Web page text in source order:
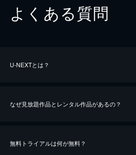
よくある質問
U-NEXTとは？
なぜ見放題作品とレンタル作品があるの？
無料トライアルは何が無料？